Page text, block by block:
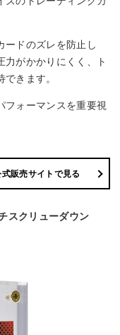
ードのズレを防止し
力がかかりにくく、ト
きます。
フォーマンスを重要視
式販売サイトで見る
スクリューダウン